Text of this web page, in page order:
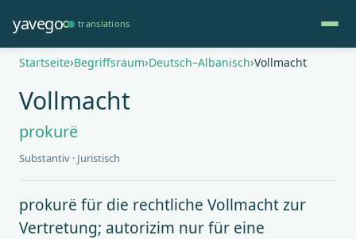
zum
Inhalt
yavego translations
Pfadnavigation
Startseite Begriffsraum Deutsch–Albanisch Vollmacht
Vollmacht
prokurë
Substantiv · Juristisch
prokurë für die rechtliche Vollmacht zur
Vertretung; autorizim nur für eine